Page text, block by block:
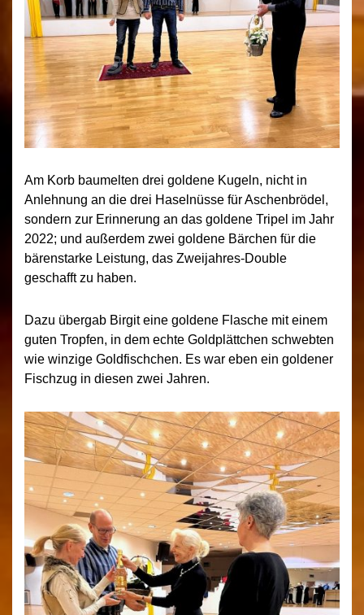
Am Korb baumelten drei goldene Kugeln, nicht in
Anlehnung an die drei Haselnüsse für Aschenbrödel,
sondern zur Erinnerung an das goldene Tripel im Jahr
2022; und außerdem zwei goldene Bärchen für die
bärenstarke Leistung, das Zweijahres-Double
geschafft zu haben.
Dazu übergab Birgit eine goldene Flasche mit einem
guten Tropfen, in dem echte Goldplättchen schwebten
wie winzige Goldfischchen. Es war eben ein goldener
Fischzug in diesen zwei Jahren.